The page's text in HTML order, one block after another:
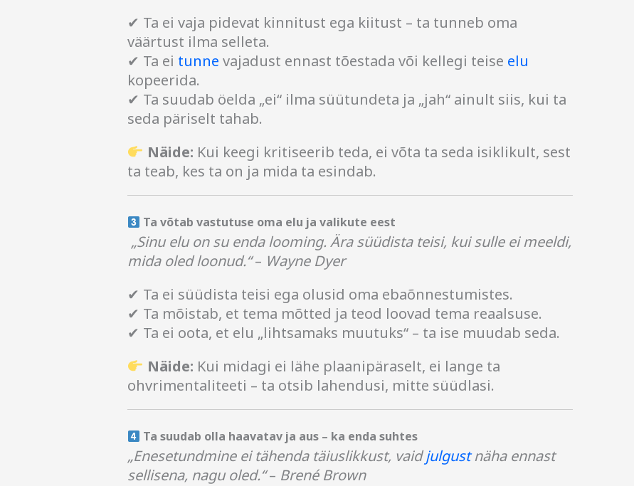
✔ Ta ei vaja pidevat kinnitust ega kiitust – ta tunneb oma
väärtust ilma selleta.
✔ Ta ei tunne vajadust ennast tõestada või kellegi teise elu
kopeerida.
✔ Ta suudab öelda „ei“ ilma süütundeta ja „jah“ ainult siis, kui ta
seda päriselt tahab.
Näide: Kui keegi kritiseerib teda, ei võta ta seda isiklikult, sest
ta teab, kes ta on ja mida ta esindab.
Ta võtab vastutuse oma elu ja valikute eest
„Sinu elu on su enda looming. Ära süüdista teisi, kui sulle ei meeldi,
mida oled loonud.“– Wayne Dyer
✔ Ta ei süüdista teisi ega olusid oma ebaõnnestumistes.
✔ Ta mõistab, et tema mõtted ja teod loovad tema reaalsuse.
✔ Ta ei oota, et elu „lihtsamaks muutuks“ – ta ise muudab seda.
Näide: Kui midagi ei lähe plaanipäraselt, ei lange ta
ohvrimentaliteeti – ta otsib lahendusi, mitte süüdlasi.
Ta suudab olla haavatav ja aus – ka enda suhtes
„Enesetundmine ei tähenda täiuslikkust, vaidjulgustnäha ennast
sellisena, nagu oled.“– Brené Brown